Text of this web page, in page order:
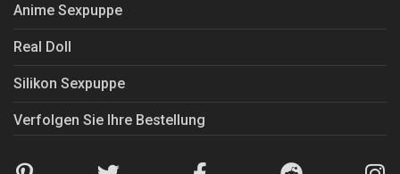
Anime Sexpuppe
Real Doll
Silikon Sexpuppe
Verfolgen Sie Ihre Bestellung